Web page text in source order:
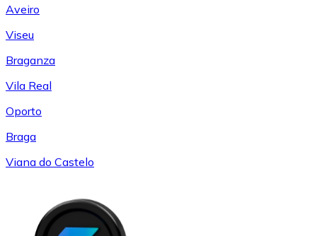
Aveiro
Viseu
Braganza
Vila Real
Oporto
Braga
Viana do Castelo